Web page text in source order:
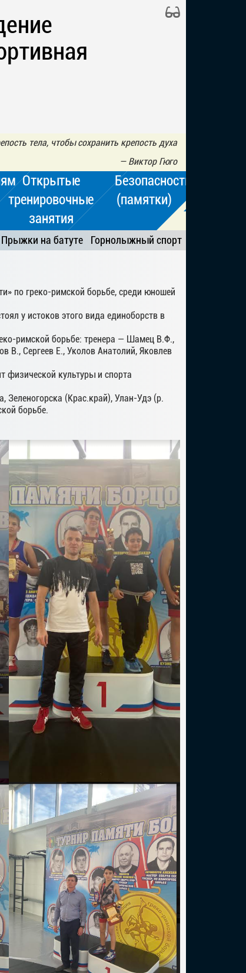
тела, чтобы сохранить крепость духа
— Виктор Гюго
Открытые
тренировочные
занятия
Безопасность
(памятки)
Прыжки на батуте Горнолыжный спорт
по греко-римской борьбе, среди юношей
у истоков этого вида единоборств в
римской борьбе: тренера — Шамец В.Ф.,
Сергеев Е., Уколов Анатолий, Яковлев
физической культуры и спорта
Зеленогорска (Крас.край), Улан-Удэ (р.
борьбе.